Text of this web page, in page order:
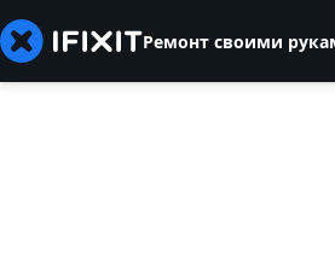
Ремонт своими